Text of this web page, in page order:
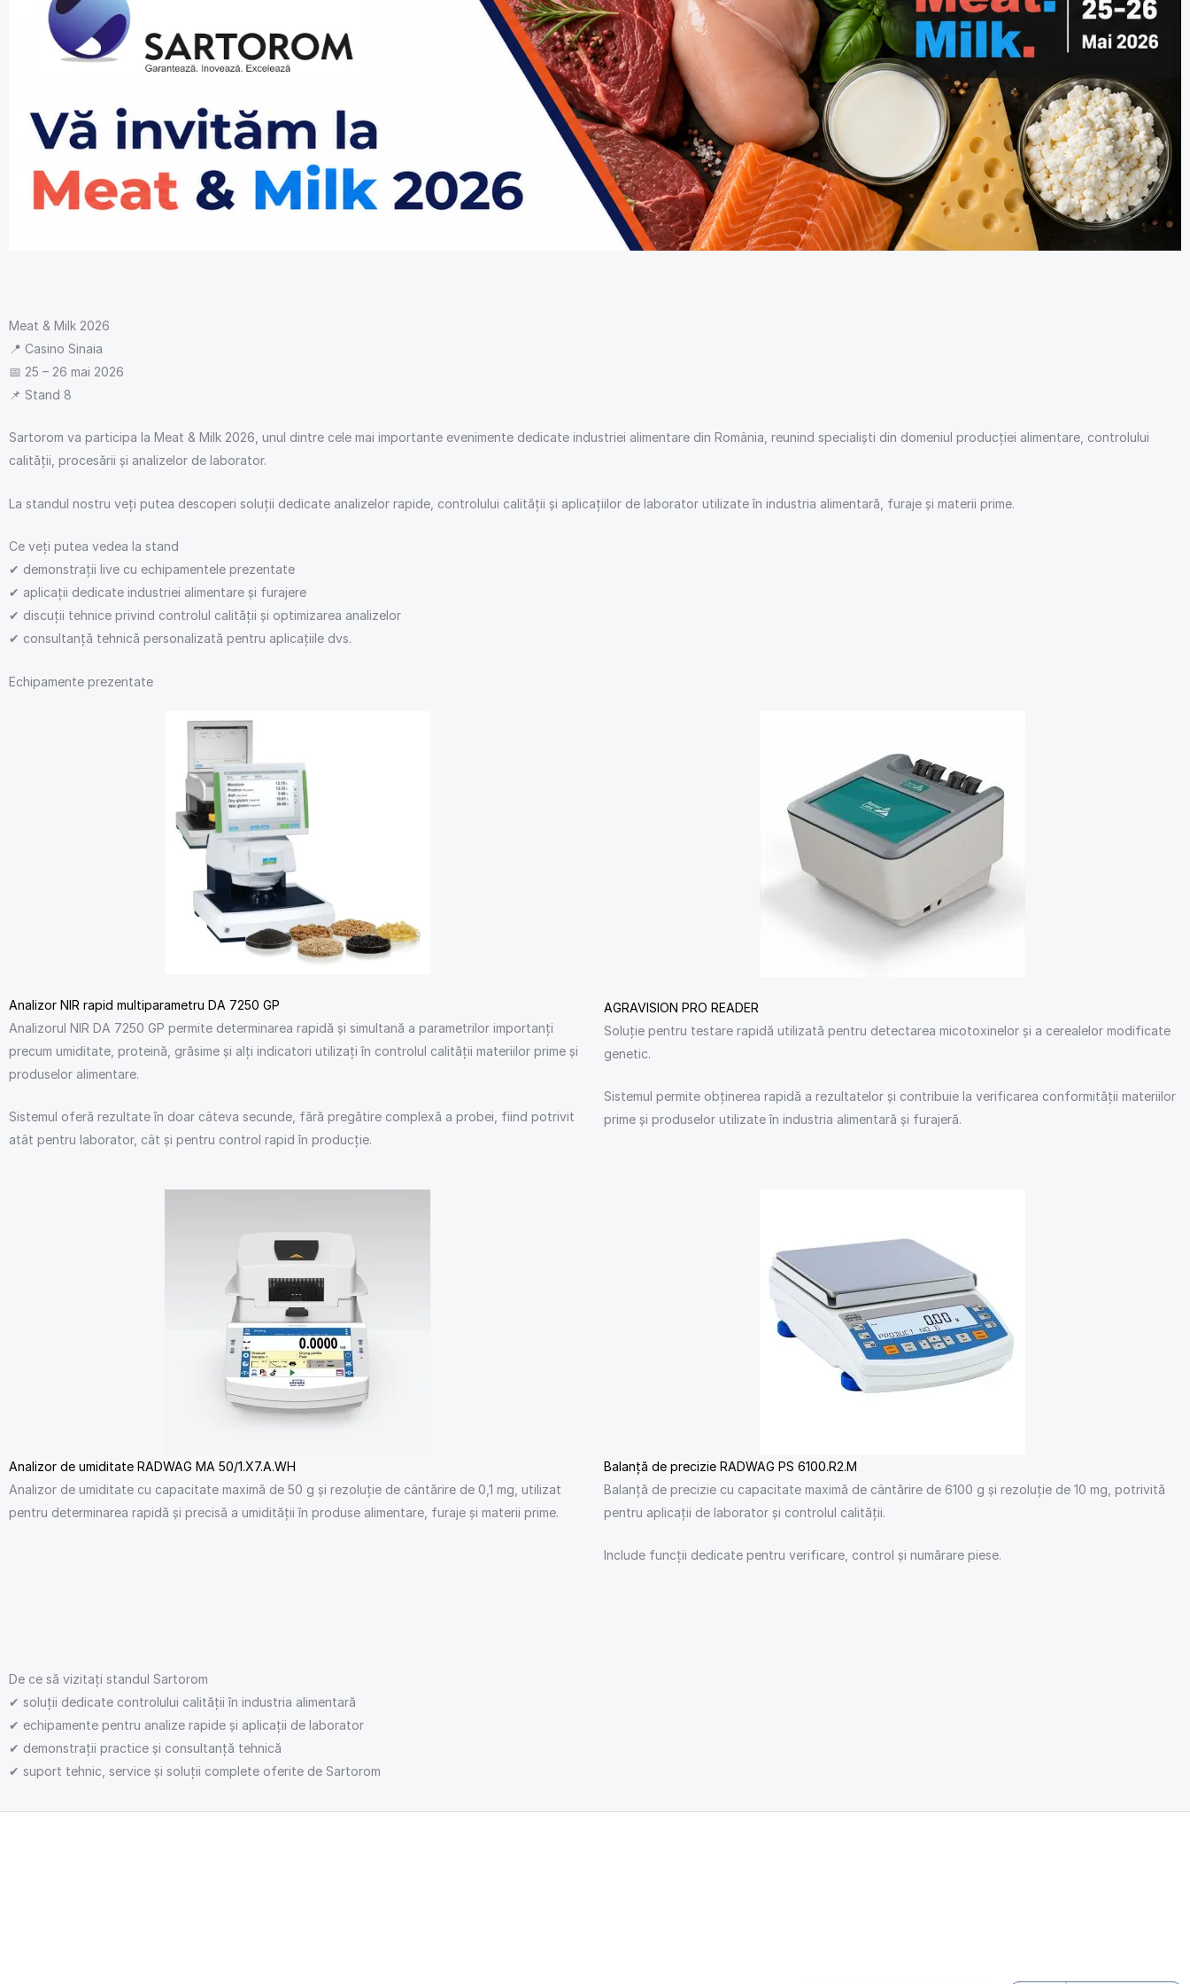
Meat & Milk 2026
📍 Casino Sinaia
📅 25 – 26 mai 2026
📌 Stand 8
Sartorom va participa la Meat & Milk 2026, unul dintre cele mai importante evenimente dedicate industriei alimentare din România, reunind specialiști din domeniul producției alimentare, controlului
calității, procesării și analizelor de laborator.
La standul nostru veți putea descoperi soluții dedicate analizelor rapide, controlului calității și aplicațiilor de laborator utilizate în industria alimentară, furaje și materii prime.
Ce veți putea vedea la stand
✔ demonstrații live cu echipamentele prezentate
✔ aplicații dedicate industriei alimentare și furajere
✔ discuții tehnice privind controlul calității și optimizarea analizelor
✔ consultanță tehnică personalizată pentru aplicațiile dvs.
Echipamente prezentate
Analizor NIR rapid multiparametru DA 7250 GP
Analizorul NIR DA 7250 GP permite determinarea rapidă și simultană a parametrilor importanți
precum umiditate, proteină, grăsime și alți indicatori utilizați în controlul calității materiilor prime și
produselor alimentare.
Sistemul oferă rezultate în doar câteva secunde, fără pregătire complexă a probei, fiind potrivit
atât pentru laborator, cât și pentru control rapid în producție.
AGRAVISION PRO READER
Soluție pentru testare rapidă utilizată pentru detectarea micotoxinelor și a cerealelor modificate
genetic.
Sistemul permite obținerea rapidă a rezultatelor și contribuie la verificarea conformității materiilor
prime și produselor utilizate în industria alimentară și furajeră.
Analizor de umiditate RADWAG MA 50/1.X7.A.WH
Analizor de umiditate cu capacitate maximă de 50 g și rezoluție de cântărire de 0,1 mg, utilizat
pentru determinarea rapidă și precisă a umidității în produse alimentare, furaje și materii prime.
Balanță de precizie RADWAG PS 6100.R2.M
Balanță de precizie cu capacitate maximă de cântărire de 6100 g și rezoluție de 10 mg, potrivită
pentru aplicații de laborator și controlul calității.
Include funcții dedicate pentru verificare, control și numărare piese.
De ce să vizitați standul Sartorom
✔ soluții dedicate controlului calității în industria alimentară
✔ echipamente pentru analize rapide și aplicații de laborator
✔ demonstrații practice și consultanță tehnică
✔ suport tehnic, service și soluții complete oferite de Sartorom